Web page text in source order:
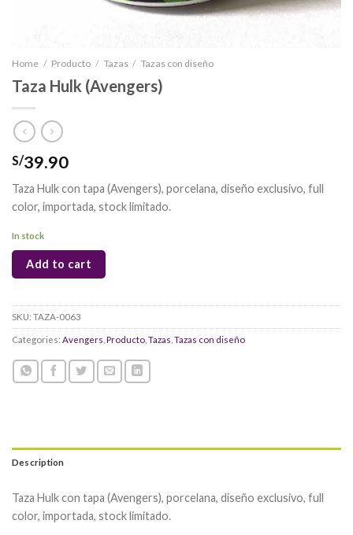
Home / Producto / Tazas / Tazas con diseño
Taza Hulk (Avengers)
S/39.90
Taza Hulk con tapa (Avengers), porcelana, diseño exclusivo, full
color, importada, stock limitado.
In stock
Add to cart
SKU: TAZA-0063
Categories: Avengers Producto Tazas Tazas con diseño
Description
Taza Hulk con tapa (Avengers), porcelana, diseño exclusivo, full
color, importada, stock limitado.